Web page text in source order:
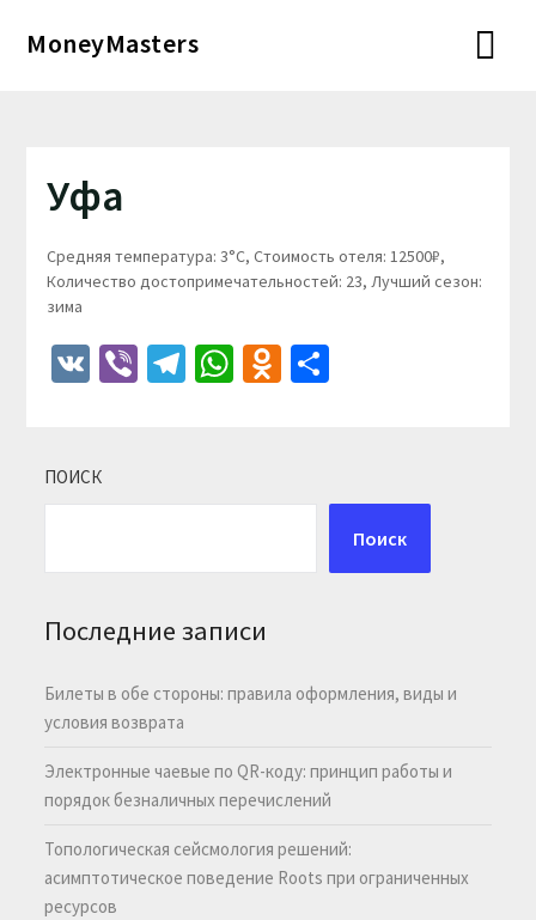
MoneyMasters
Уфа
Средняя температура: 3°C, Стоимость отеля: 12500₽,
Количество достопримечательностей: 23, Лучший сезон:
зима
VKViberTelegram
WhatsApp
Odnoklassniki
Отправить
ПОИСК
Поиск
Последние записи
Билеты в обе стороны: правила оформления, виды и
условия возврата
Электронные чаевые по QR-коду: принцип работы и
порядок безналичных перечислений
Топологическая сейсмология решений:
асимптотическое поведение Roots при ограниченных
ресурсов